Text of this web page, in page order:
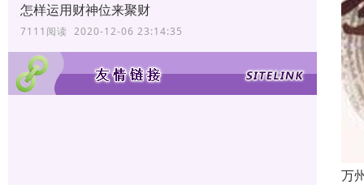
怎样运用财神位来聚财
7111阅读 2020-12-06 23:14:35
万